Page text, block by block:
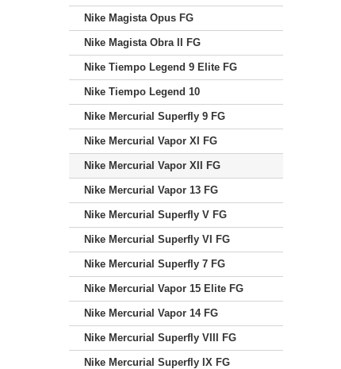
Nike Magista Opus FG
Nike Magista Obra II FG
Nike Tiempo Legend 9 Elite FG
Nike Tiempo Legend 10
Nike Mercurial Superfly 9 FG
Nike Mercurial Vapor XI FG
Nike Mercurial Vapor XII FG
Nike Mercurial Vapor 13 FG
Nike Mercurial Superfly V FG
Nike Mercurial Superfly VI FG
Nike Mercurial Superfly 7 FG
Nike Mercurial Vapor 15 Elite FG
Nike Mercurial Vapor 14 FG
Nike Mercurial Superfly VIII FG
Nike Mercurial Superfly IX FG